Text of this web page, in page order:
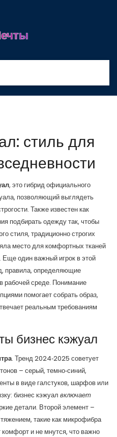
стиль для
, это гибрид официального
позволяющий выглядеть
. Также известен как
подбирать одежду так, чтобы
стиля, традиционно строгих
место для комфортных тканей
. Еще один важный игрок в этой
, правила, определяющие
рабочей среде. Понимание
помогает собрать образ,
реальным требованиям
бизнес кэжуал
. Тренд 2024‑2025 советует
– серый, темно‑синий,
в виде галстуков, шарфов или
бизнес кэжуал включает
детали. Второй элемент –
такие как микрофибра
и не мнутся, что важно